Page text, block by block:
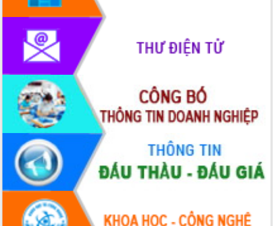
phát triển nền kinh tế xanh tại tỉnh
Đắk Lắk”
Tăng cường giám sát, đôn đốc thực
hiện nhiệm vụ quản lý tài sản công
hàng tuần
Tháo gỡ những vướng mắc, đẩy mạnh
công tác cải cách thủ tục hành chính
tại Trung tâm Phục vụ hành chính
công tỉnh
Đắk Lắk: Tôn vinh 46 giải pháp tại Hội
thi Sáng tạo Kỹ thuật 2024 - 2025
Đắk Lắk rà soát, điều chỉnh Đề án 190
về phát triển nuôi trồng thủy sản
Phó Chủ tịch UBND tỉnh Đắk Lắk
Trương Công Thái kiểm tra thực địa
Dự án cao tốc Khánh Hòa - Buôn Ma
Thuột